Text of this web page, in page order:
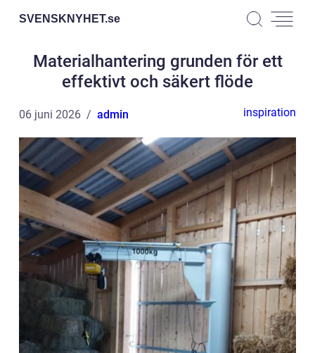
SVENSKNYHET.se
Materialhantering grunden för ett
effektivt och säkert flöde
06 juni 2026 admin inspiration